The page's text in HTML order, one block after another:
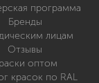
программа
Бренды
лицам
Отзывы
оптом
красок по RAL